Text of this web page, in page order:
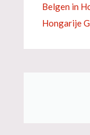
Belgen in
Hongarije